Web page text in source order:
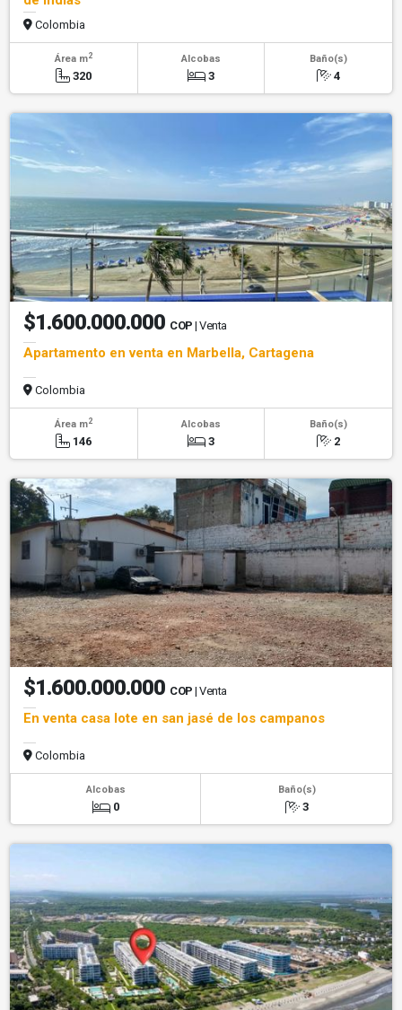
Colombia
Área m2
320
Alcobas
3
Baño(s)
4
$1.600.000.000 COP | Venta
Apartamento en venta en Marbella, Cartagena
Colombia
Área m2
146
Alcobas
3
Baño(s)
2
$1.600.000.000 COP | Venta
En venta casa lote en san jasé de los campanos
Colombia
Alcobas
0
Baño(s)
3